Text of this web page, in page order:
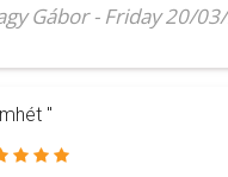
Gábor- Friday 20/
"